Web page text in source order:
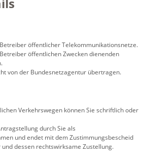
öffentlicher Telekommunikationsnetze.
öffentlichen Zwecken dienenden
von der Bundesnetzagentur übertragen.
Verkehrswegen können Sie schriftlich oder
durch Sie als
und endet mit dem Zustimmungsbescheid
dessen rechtswirksame Zustellung.